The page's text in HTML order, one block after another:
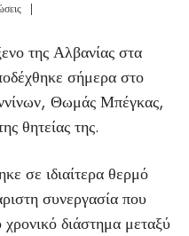
|
της Αλβανίας στα
σήμερα στο
Θωμάς Μπέγκας,
θητείας της.
σε ιδιαίτερα θερμό
συνεργασία που
διάστημα μεταξύ